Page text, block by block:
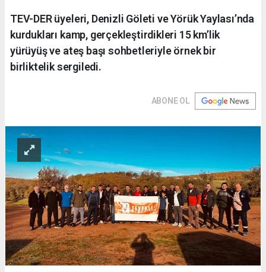
TEV-DER üyeleri, Denizli Göleti ve Yörük Yaylası’nda
kurdukları kamp, gerçekleştirdikleri 15 km’lik
yürüyüş ve ateş başı sohbetleriyle örnek bir
birliktelik sergiledi.
ABONE OL